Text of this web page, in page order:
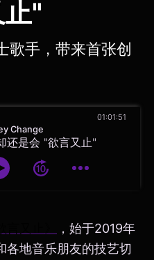
"
歌手，带来首张创
Change
还是会 "欲言又止"
01:01:51
，始于2019年
各地音乐朋友的技艺切